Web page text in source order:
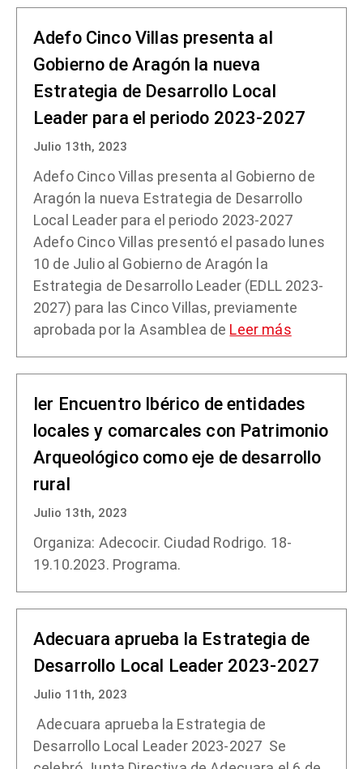
Adefo Cinco Villas presenta al
Gobierno de Aragón la nueva
Estrategia de Desarrollo Local
Leader para el periodo 2023-2027
Julio 13th, 2023
Adefo Cinco Villas presenta al Gobierno de
Aragón la nueva Estrategia de Desarrollo
Local Leader para el periodo 2023-2027
Adefo Cinco Villas presentó el pasado lunes
10 de Julio al Gobierno de Aragón la
Estrategia de Desarrollo Leader (EDLL 2023-
2027) para las Cinco Villas, previamente
aprobada por la Asamblea de Leer más
Ier Encuentro Ibérico de entidades
locales y comarcales con Patrimonio
Arqueológico como eje de desarrollo
rural
Julio 13th, 2023
Organiza: Adecocir. Ciudad Rodrigo. 18-
19.10.2023. Programa.
Adecuara aprueba la Estrategia de
Desarrollo Local Leader 2023-2027
Julio 11th, 2023
Adecuara aprueba la Estrategia de
Desarrollo Local Leader 2023-2027 Se